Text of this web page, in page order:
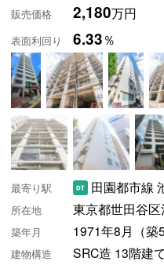
販売価格 2,180万円
表面利回り 6.33％
最寄り駅 田園都市線
所在地 東京都世田谷
築年月 1971年8月（築
建物構造 SRC造 13階建て